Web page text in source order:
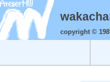
copyright ©